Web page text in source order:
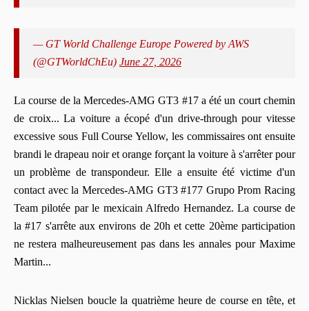
— GT World Challenge Europe Powered by AWS
(@GTWorldChEu) June 27, 2026
La course de la Mercedes-AMG GT3 #17 a été un court chemin
de croix... La voiture a écopé d'un drive-through pour vitesse
excessive sous Full Course Yellow, les commissaires ont ensuite
brandi le drapeau noir et orange forçant la voiture à s'arrêter pour
un problème de transpondeur. Elle a ensuite été victime d'un
contact avec la Mercedes-AMG GT3 #177 Grupo Prom Racing
Team pilotée par le mexicain Alfredo Hernandez. La course de
la #17 s'arrête aux environs de 20h et cette 20ème participation
ne restera malheureusement pas dans les annales pour Maxime
Martin...
Nicklas Nielsen boucle la quatrième heure de course en tête, et